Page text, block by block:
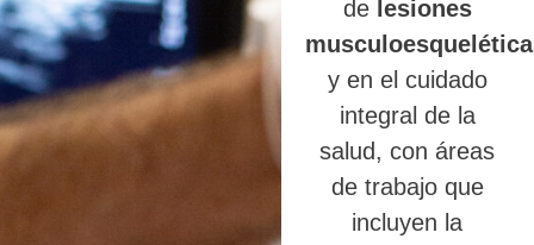
de lesiones
y en el cuidado
integral de la
salud, con áreas
de trabajo que
incluyen la